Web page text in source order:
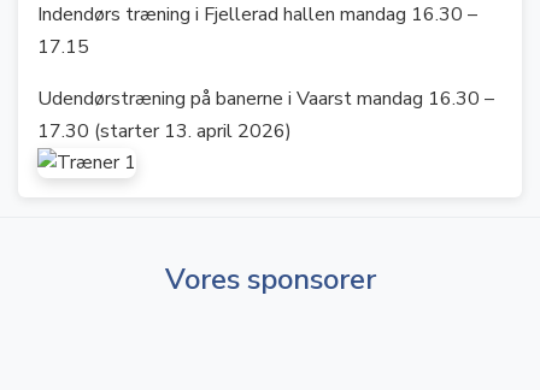
Indendørs træning i Fjellerad hallen mandag 16.30 –
17.15
Udendørstræning på banerne i Vaarst mandag 16.30 –
17.30 (starter 13. april 2026)
Vores sponsorer